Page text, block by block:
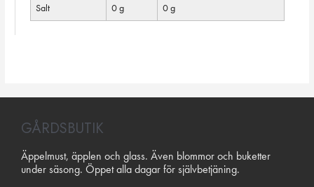
Salt
0 g 0 g
GÅRDSBUTIK
Äppelmust, äpplen och glass. Även blommor och buketter
under säsong. Öppet alla dagar för självbetjäning.